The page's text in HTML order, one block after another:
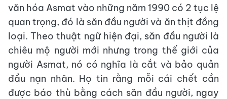
văn hóa Asmat vào những năm 1990 có 2 tục lệ
quan trọng, đó là săn đầu người và ăn thịt đồng
loại. Theo thuật ngữ hiện đại, săn đầu người là
chiêu mộ người mới nhưng trong thế giới của
người Asmat, nó có nghĩa là cắt và bảo quản
đầu nạn nhân. Họ tin rằng mỗi cái chết cần
được báo thù bằng cách săn đầu người, ngay